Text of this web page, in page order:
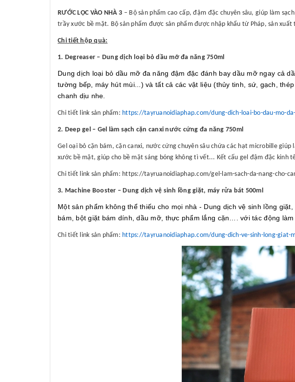
RƯỚC LỘC VÀO NHÀ 3 – Bộ sản phẩm cao cấp, đậm đặc chuyên sâu, giúp làm
trầy xước bề mặt. Bộ sản phẩm được sản phẩm được nhập khẩu từ Pháp, sản
Chi tiết hộp quà:
1. Degreaser – Dung dịch loại bỏ dầu mỡ đa năng 750ml
Dung dịch loại bỏ dầu mỡ đa năng đậm đặc đánh bay dầu mỡ ngay cả
tường bếp, máy hút mùi...) và tất cả các vật liệu (thủy tinh, sứ, gạch, thép
chanh dịu nhe.
Chi tiết link sản phẩm: https://tayruanoidiaphap.com/dung-dich-loai-bo-dau-mo-
2. Deep gel – Gel làm sạch cặn canxi nước cứng đa năng 750ml
Gel oại bỏ cặn bám, cặn canxi, nước cứng chuyên sâu chứa các hạt microbille
xước bề mặt, giúp cho bề mặt sáng bóng không tì vết... Kết cấu gel đậm đặc kinh
Chi tiết link sản phẩm: https://tayruanoidiaphap.com/gel-lam-sach-da-nang-cho-
3. Machine Booster – Dung dịch vệ sinh lồng giặt, máy rửa bát 500ml
Một sản phẩm không thể thiếu cho mọi nhà - Dung dịch vệ sinh lồng
bám, bột giặt bám dính, dầu mỡ, thực phẩm lắng cặn…. với tác động
Chi tiết link sản phẩm: https://tayruanoidiaphap.com/dung-dich-ve-sinh-long-giat-